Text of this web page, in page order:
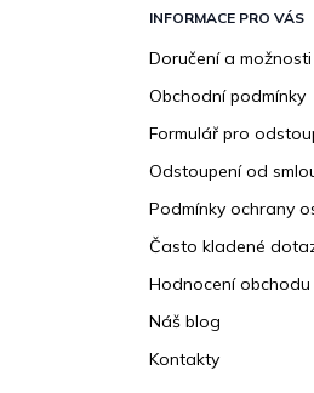
INFORMACE PRO VÁS
Doručení a
Obchodní podmínky
Formulář pro
Odstoupení od
Podmínky ochrany
Často kladené
Hodnocení obchodu
Náš blog
Kontakty